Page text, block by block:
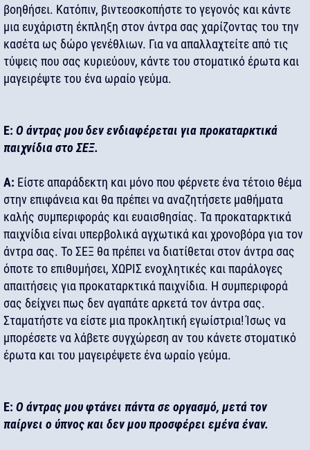
βοηθήσει. Κατόπιν, βιντεοσκοπήστε το γεγονός και κάντε
μια ευχάριστη έκπληξη στον άντρα σας χαρίζοντας του την
κασέτα ως δώρο γενέθλιων. Για να απαλλαχτείτε από τις
τύψεις που σας κυριεύουν, κάντε του στοματικό έρωτα και
μαγειρέψτε του ένα ωραίο γεύμα.
Ε: Ο άντρας μου δεν ενδιαφέρεται για προκαταρκτικά
παιχνίδια στο ΣΕΞ.
Α: Είστε απαράδεκτη και μόνο που φέρνετε ένα τέτοιο θέμα
στην επιφάνεια και θα πρέπει να αναζητήσετε μαθήματα
καλής συμπεριφοράς και ευαισθησίας. Τα προκαταρκτικά
παιχνίδια είναι υπερβολικά αγχωτικά και χρονοβόρα για τον
άντρα σας. Το ΣΕΞ θα πρέπει να διατίθεται στον άντρα σας
όποτε το επιθυμήσει, ΧΩΡΙΣ ενοχλητικές και παράλογες
απαιτήσεις για προκαταρκτικά παιχνίδια. Η συμπεριφορά
σας δείχνει πως δεν αγαπάτε αρκετά τον άντρα σας.
Σταματήστε να είστε μια προκλητική εγωίστρια! Ίσως να
μπορέσετε να λάβετε συγχώρεση αν του κάνετε στοματικό
έρωτα και του μαγειρέψετε ένα ωραίο γεύμα.
Ε: Ο άντρας μου φτάνει πάντα σε οργασμό, μετά τον
παίρνει ο ύπνος και δεν μου προσφέρει εμένα έναν.